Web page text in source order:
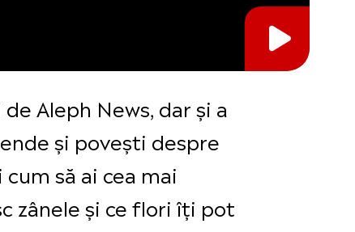
Aleph News, dar și a
și povești despre
să ai cea mai
zânele și ce flori îți pot